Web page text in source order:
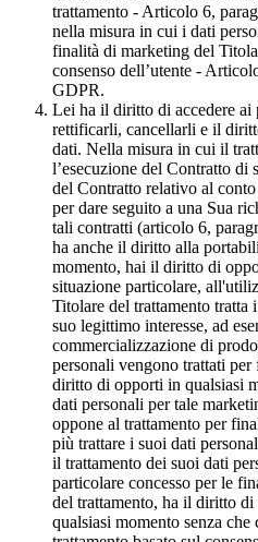
trattamento - Articolo 6,
nella misura in cui i dati
finalità di marketing del
consenso dell’utente -
GDPR.
Lei ha il diritto di accedere
rettificarli, cancellarli e il
dati. Nella misura in cui il
l’esecuzione del Contratto
del Contratto relativo al
per dare seguito a una Sua
tali contratti (articolo 6,
ha anche il diritto alla
momento, hai il diritto di
situazione particolare,
Titolare del trattamento tratta
suo legittimo interesse, ad
commercializzazione di
personali vengono trattati
diritto di opporti in qualsiasi
dati personali per tale
oppone al trattamento per
più trattare i suoi dati
il trattamento dei suoi dati
particolare concesso per le
del trattamento, ha il diritto
qualsiasi momento senza